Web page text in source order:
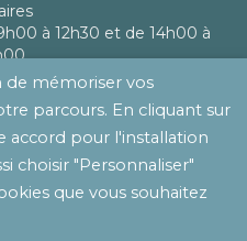
à 12h30 et de 14h00 à
à 13h00
légales
de mémoriser vos
parcours. En cliquant sur
accord pour l'installation
choisir "Personnaliser"
que vous souhaitez